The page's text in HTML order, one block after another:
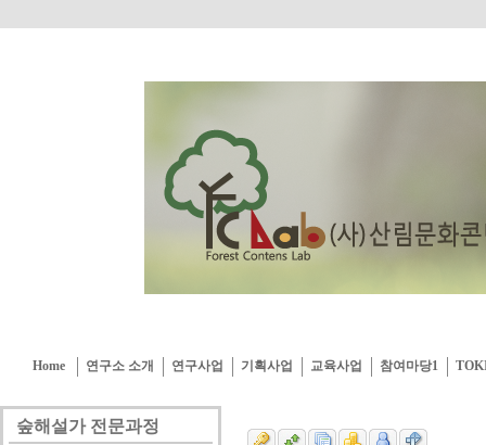
Home 연구소 소개 연구사업 기획사업 교육사업 참여마당1
숲해설가 전문과정